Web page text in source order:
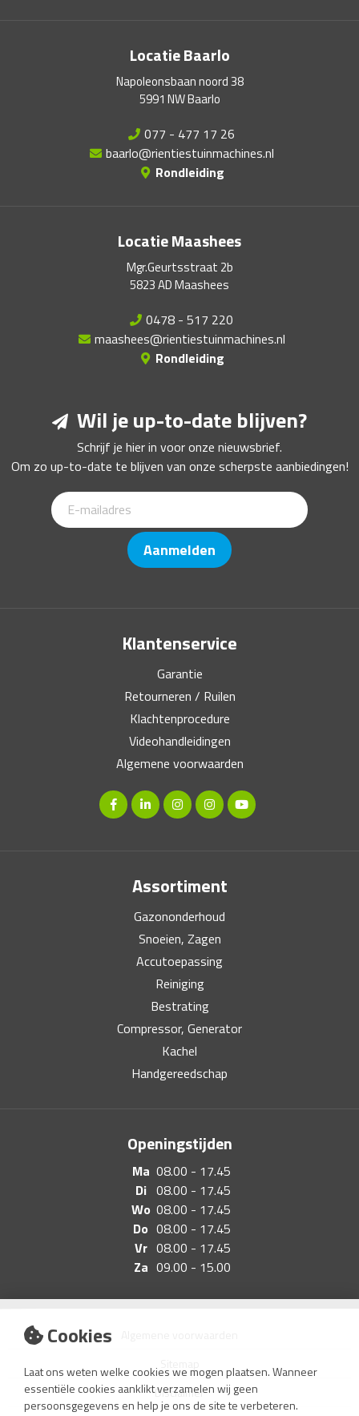
Cookies
Laat ons weten welke cookies we mogen plaatsen. Wanneer
essentiële cookies aanklikt verzamelen wij geen
persoonsgegevens en help je ons de site te verbeteren.
Locatie Baarlo
Napoleonsbaan noord 38
5991 NW Baarlo
077 - 477 17 26
baarlo@rientiestuinmachines.nl
Rondleiding
Locatie Maashees
Mgr.Geurtsstraat 2b
5823 AD Maashees
0478 - 517 220
maashees@rientiestuinmachines.nl
Rondleiding
Wil je up-to-date blijven?
Schrijf je hier in voor onze nieuwsbrief.
Om zo up-to-date te blijven van onze scherpste aanbiedingen!
Aanmelden
Klantenservice
Garantie
Retourneren / Ruilen
Klachtenprocedure
Videohandleidingen
Algemene voorwaarden
Assortiment
Gazononderhoud
Snoeien, Zagen
Accutoepassing
Reiniging
Bestrating
Compressor, Generator
Kachel
Handgereedschap
Openingstijden
Ma 08.00 - 17.45
Di 08.00 - 17.45
Wo 08.00 - 17.45
Do 08.00 - 17.45
Vr 08.00 - 17.45
Za 09.00 - 15.00
Disclaimer